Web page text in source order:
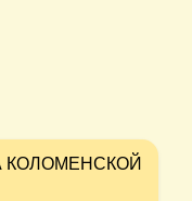
КОЛОМЕНСКОЙ